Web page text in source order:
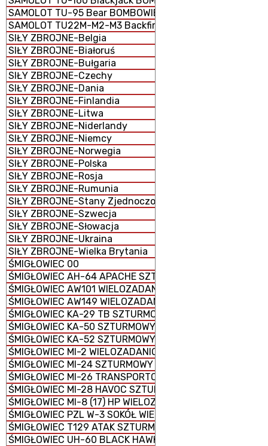
SAMOLOT TU-95 Bear BOMBOWIEC STRATEGICZNY
SAMOLOT TU22M-M2-M3 Backfire BOMBOWIEC
SIŁY ZBROJNE-Belgia
SIŁY ZBROJNE-Białoruś
SIŁY ZBROJNE-Bułgaria
SIŁY ZBROJNE-Czechy
SIŁY ZBROJNE-Dania
SIŁY ZBROJNE-Finlandia
SIŁY ZBROJNE-Litwa
SIŁY ZBROJNE-Niderlandy
SIŁY ZBROJNE-Niemcy
SIŁY ZBROJNE-Norwegia
SIŁY ZBROJNE-Polska
SIŁY ZBROJNE-Rosja
SIŁY ZBROJNE-Rumunia
SIŁY ZBROJNE-Stany Zjednoczone
SIŁY ZBROJNE-Szwecja
SIŁY ZBROJNE-Słowacja
SIŁY ZBROJNE-Ukraina
SIŁY ZBROJNE-Wielka Brytania
ŚMIGŁOWIEC 00
ŚMIGŁOWIEC AH-64 APACHE SZTURMOWY
ŚMIGŁOWIEC AW101 WIELOZADANIOWY
ŚMIGŁOWIEC AW149 WIELOZADANIOWY
ŚMIGŁOWIEC KA-29 TB SZTURMOWY
ŚMIGŁOWIEC KA-50 SZTURMOWY
ŚMIGŁOWIEC KA-52 SZTURMOWY
ŚMIGŁOWIEC MI-2 WIELOZADANIOWY
ŚMIGŁOWIEC MI-24 SZTURMOWY
ŚMIGŁOWIEC MI-26 TRANSPORTOWY CIĘŻKI
ŚMIGŁOWIEC MI-28 HAVOC SZTURMOWY
ŚMIGŁOWIEC MI-8 (17) HP WIELOZADANIOWY
ŚMIGŁOWIEC PZL W-3 SOKÓŁ WIELOZADANIOWY
ŚMIGŁOWIEC T129 ATAK SZTURMOWO-ROZPOZNAWCZY
ŚMIGŁOWIEC UH-60 BLACK HAWK WIELOZADANIOWY